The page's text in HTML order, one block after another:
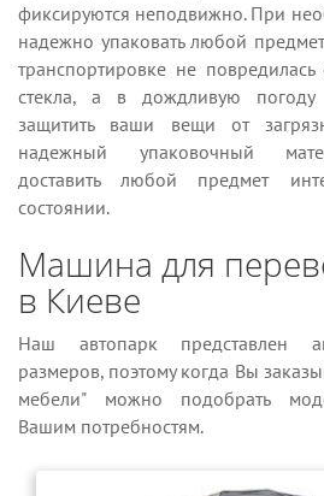
фиксируются неподвижно. При
надежно упаковать любой
транспортировке не
стекла, а в дождливую
защитить ваши вещи от
надежный упаковочный
доставить любой предмет
состоянии.
Машина для
в Киеве
Наш автопарк представлен
размеров, поэтому когда Вы
мебели" можно подобрать
Вашим потребностям.